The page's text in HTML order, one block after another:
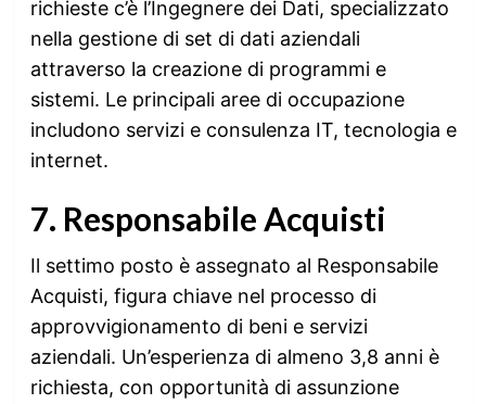
richieste c’è l’Ingegnere dei Dati, specializzato
nella gestione di set di dati aziendali
attraverso la creazione di programmi e
sistemi. Le principali aree di occupazione
includono servizi e consulenza IT, tecnologia e
internet.
7. Responsabile Acquisti
Il settimo posto è assegnato al Responsabile
Acquisti, figura chiave nel processo di
approvvigionamento di beni e servizi
aziendali. Un’esperienza di almeno 3,8 anni è
richiesta, con opportunità di assunzione